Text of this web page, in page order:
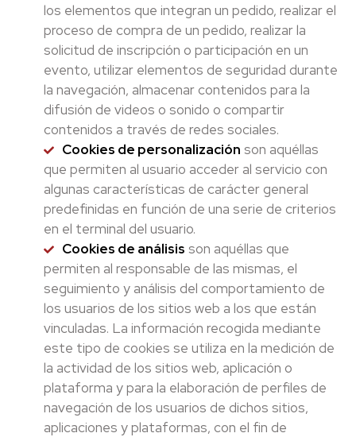
los elementos que integran un pedido, realizar el
proceso de compra de un pedido, realizar la
solicitud de inscripción o participación en un
evento, utilizar elementos de seguridad durante
la navegación, almacenar contenidos para la
difusión de videos o sonido o compartir
contenidos a través de redes sociales.
Cookies de personalización son aquéllas
que permiten al usuario acceder al servicio con
algunas características de carácter general
predefinidas en función de una serie de criterios
en el terminal del usuario.
Cookies de análisis son aquéllas que
permiten al responsable de las mismas, el
seguimiento y análisis del comportamiento de
los usuarios de los sitios web a los que están
vinculadas. La información recogida mediante
este tipo de cookies se utiliza en la medición de
la actividad de los sitios web, aplicación o
plataforma y para la elaboración de perfiles de
navegación de los usuarios de dichos sitios,
aplicaciones y plataformas, con el fin de